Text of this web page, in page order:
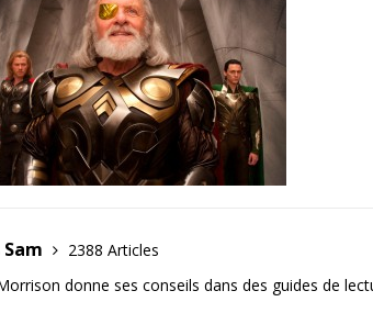
2388 Articles
donne ses conseils dans des guides de